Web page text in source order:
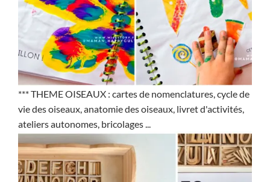
*** THEME OISEAUX : cartes de nomenclatures, cycle de
vie des oiseaux, anatomie des oiseaux, livret d'activités,
ateliers autonomes, bricolages ...